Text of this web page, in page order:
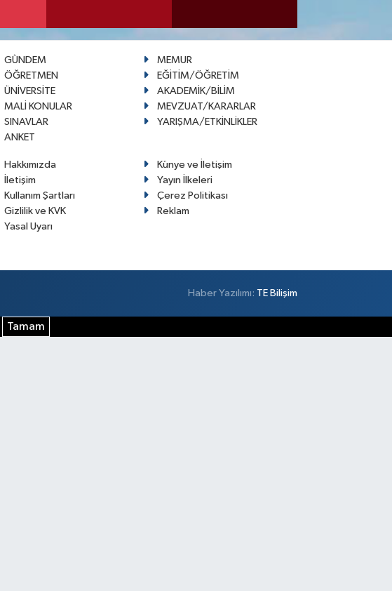
GÜNDEM
MEMUR
ÖĞRETMEN
EĞİTİM/ÖĞRETİM
ÜNİVERSİTE
AKADEMİK/BİLİM
MALİ KONULAR
MEVZUAT/KARARLAR
SINAVLAR
YARIŞMA/ETKİNLİKLER
ANKET
Hakkımızda
Künye ve İletişim
İletişim
Yayın İlkeleri
Kullanım Şartları
Çerez Politikası
Gizlilik ve KVK
Reklam
Yasal Uyarı
Haber Yazılımı: TE Bilişim
Tamam